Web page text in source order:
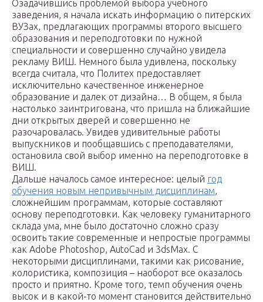
Озадачившись проблемой выбора учебного
заведения, я начала искать информацию о питерских
ВУЗах, предлагающих программы второго высшего
образования и переподготовки по нужной
специальности и совершенно случайно увидела
рекламу ВИШ. Немного была удивлена, поскольку
всегда считала, что Политех предоставляет
исключительно качественное инженерное
образование и далек от дизайна… В общем, я была
настолько заинтригована, что пришла на ближайшие
дни открытых дверей и совершенно не
разочаровалась. Увидев удивительные работы
выпускников и пообщавшись с преподавателями,
остановила свой выбор именно на переподготовке в
ВИШ.
Дальше началось самое интересное: целый год
обучения новым непривычным дисциплинам,
сложнейшим программам, которые составляют
основу переподготовки. Как человеку гуманитарного
склада ума, мне было достаточно сложно сразу
освоить такие современные и непростые программы
как Adobe Photoshop, AutoCad и 3dsMax. С
некоторыми дисциплинами, такими как рисование,
колористика, композиция – наоборот все оказалось
просто и приятно. Кроме того, темп обучения очень
высок и в какой-то момент становится действительно